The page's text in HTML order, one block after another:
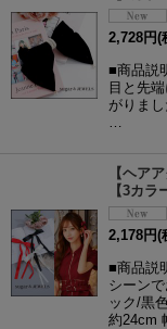
2,728 円(
■商品説
目と先
がりま
…
【ヘア
【3カラ
2,178 円(
■商品説
シーン
ック/黒
約24cm